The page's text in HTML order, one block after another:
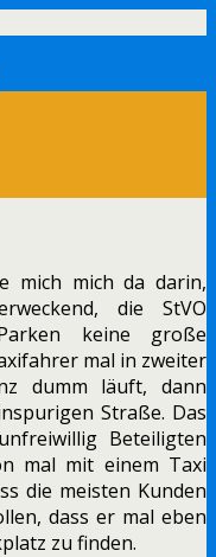
mich mich da darin,
die StVO
keine große
mal in zweiter
dumm läuft, dann
Straße. Das
Beteiligten
mal mit einem Taxi
die meisten Kunden
dass er mal eben
zu finden.